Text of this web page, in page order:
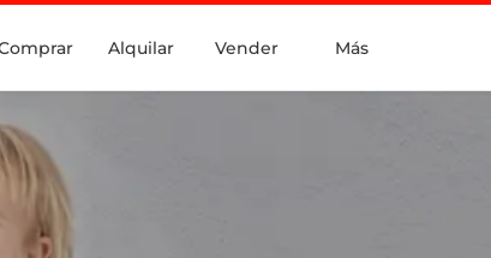
Alquilar Vender Más